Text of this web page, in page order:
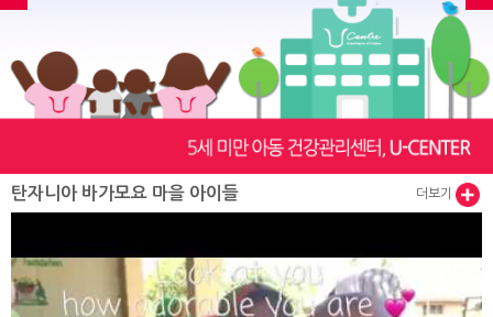
탄자니아 바가모요 마을 아이들 더보기